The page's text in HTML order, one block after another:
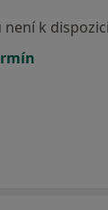
k dispozici